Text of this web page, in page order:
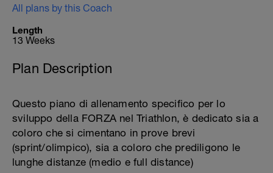
All plans by this Coach
Length
13 Weeks
Plan Description
Questo piano di allenamento specifico per lo
sviluppo della FORZA nel Triathlon, è dedicato sia a
coloro che si cimentano in prove brevi
(sprint/olimpico), sia a coloro che prediligono le
lunghe distanze (medio e full distance)